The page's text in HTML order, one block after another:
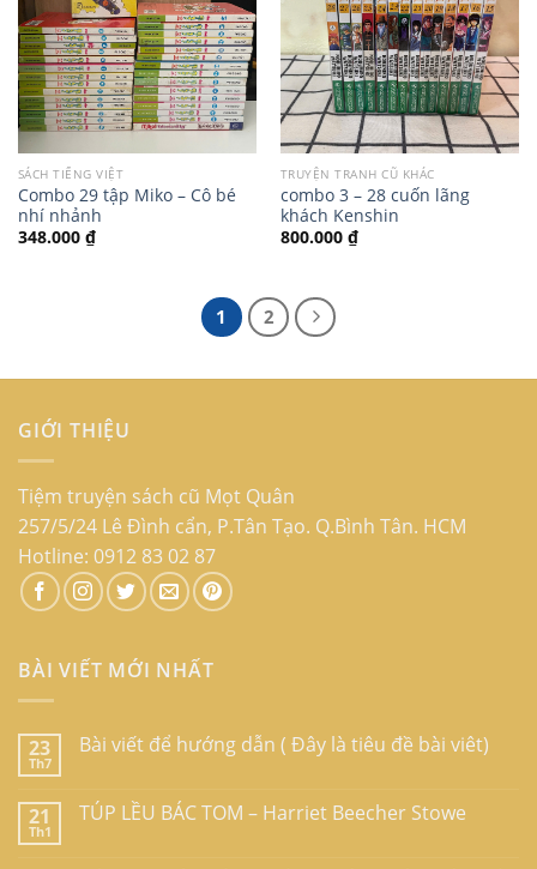
SÁCH TIẾNG VIỆT
Combo 29 tập Miko – Cô bé
nhí nhảnh
348.000 ₫
TRUYỆN TRANH CŨ KHÁC
combo 3 – 28 cuốn lãng
khách Kenshin
800.000 ₫
1 2
GIỚI THIỆU
Tiệm truyện sách cũ Mọt Quân
257/5/24 Lê Đình cẩn, P.Tân Tạo. Q.Bình Tân. HCM
Hotline: 0912 83 02 87
BÀI VIẾT MỚI NHẤT
23
Th7
Bài viết để hướng dẫn ( Đây là tiêu đề bài viêt)
21
Th1
TÚP LỀU BÁC TOM – Harriet Beecher Stowe